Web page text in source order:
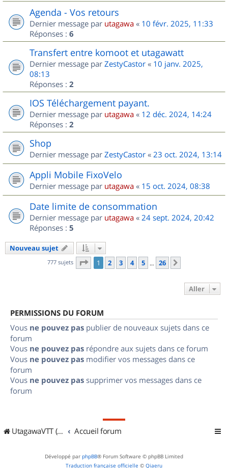
Agenda - Vos retours
Dernier message par utagawa « 10 févr. 2025, 11:33
Réponses : 6
Transfert entre komoot et utagawatt
Dernier message par ZestyCastor « 10 janv. 2025,
08:13
Réponses : 2
IOS Téléchargement payant.
Dernier message par utagawa « 12 déc. 2024, 14:24
Réponses : 2
Shop
Dernier message par ZestyCastor « 23 oct. 2024, 13:14
Appli Mobile FixoVelo
Dernier message par utagawa « 15 oct. 2024, 08:38
Date limite de consommation
Dernier message par utagawa « 24 sept. 2024, 20:42
Réponses : 5
Nouveau sujet
777 sujets Page 1sur
1 2 3 4 5 … 26
Aller
PERMISSIONS DU FORUM
Vous ne pouvez pas publier de nouveaux sujets dans ce
forum
Vous ne pouvez pas répondre aux sujets dans ce forum
Vous ne pouvez pas modifier vos messages dans ce
forum
Vous ne pouvez pas supprimer vos messages dans ce
forum
UtagawaVTT (Randos VTT et VTTAE avec traces GPS) Accueil forum
Développé par phpBB® Forum Software © phpBB Limited
Traduction française officielle © Qiaeru